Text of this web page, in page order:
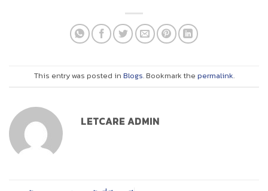
This entry was posted in Blogs. Bookmark the permalink.
LETCARE ADMIN